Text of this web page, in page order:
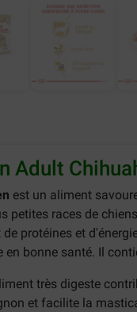
Adult
est un aliment
petites races de
protéines et
bonne santé. Il
très digeste
et facilite la